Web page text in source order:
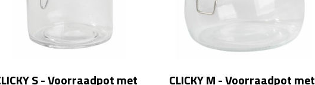
S - Voorraadpot met
CLICKY M - Voorraadpot met